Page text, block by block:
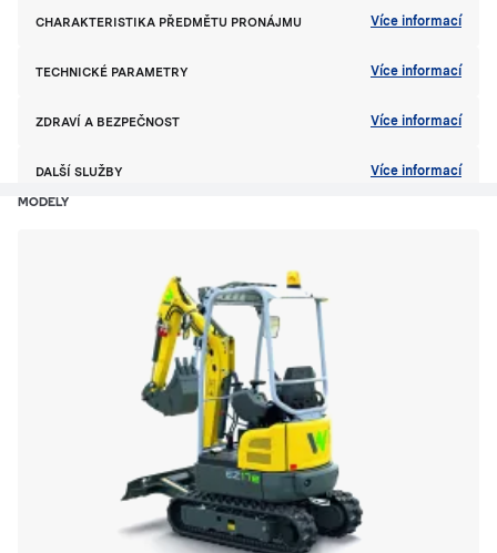
CHARAKTERISTIKA PŘEDMĚTU PRONÁJMU Více informací
TECHNICKÉ PARAMETRY Více informací
ZDRAVÍ A BEZPEČNOST Více informací
DALŠÍ SLUŽBY Více informací
MODELY